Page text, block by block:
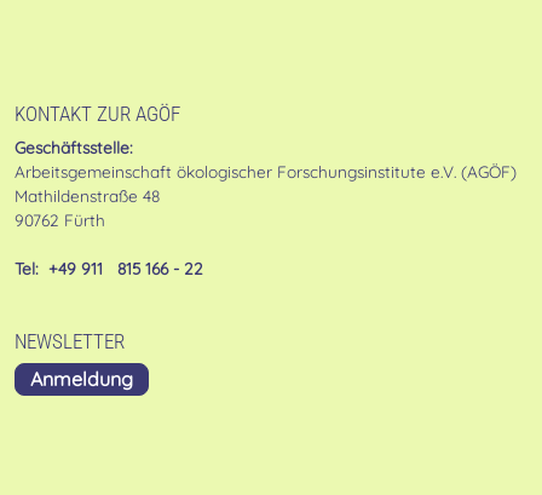
KONTAKT ZUR AGÖF
Geschäftsstelle:
Arbeitsgemeinschaft ökologischer Forschungsinstitute e.V. (AGÖF)
Mathildenstraße 48
90762 Fürth
Tel: +49 911 815 166 - 22
NEWSLETTER
Anmeldung